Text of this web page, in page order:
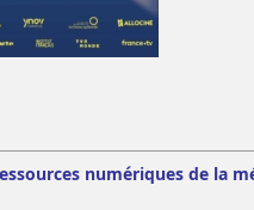
numériques de la